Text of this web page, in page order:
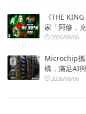
《THE
家「阿修．
2026/08/06
Microchip攜
構，滿足AI
2026/08/06